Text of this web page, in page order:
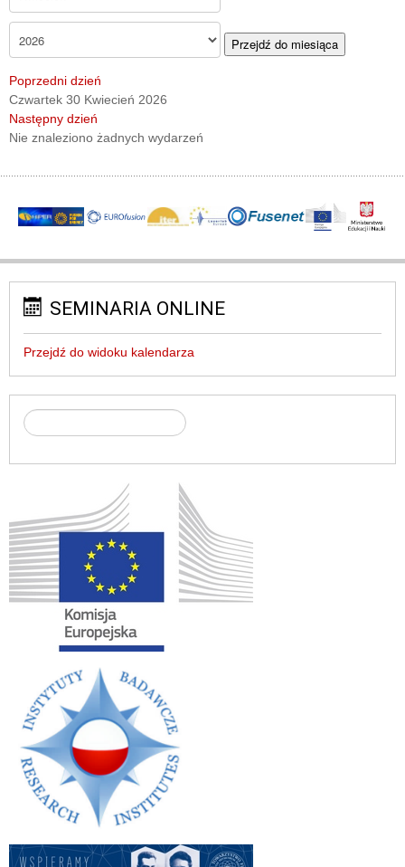
Przejdź do miesiąca
Poprzedni dzień
Czwartek 30 Kwiecień 2026
Następny dzień
Nie znaleziono żadnych wydarzeń
SEMINARIA ONLINE
Przejdź do widoku kalendarza